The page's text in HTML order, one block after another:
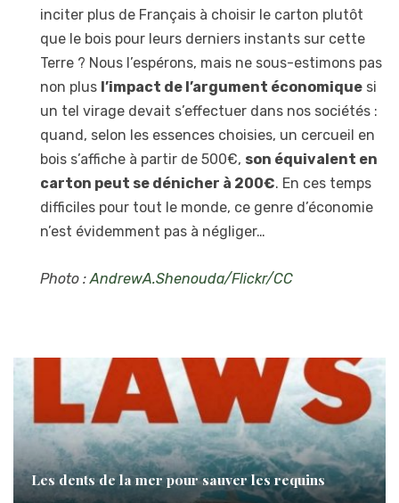
inciter plus de Français à choisir le carton plutôt
que le bois pour leurs derniers instants sur cette
Terre ? Nous l’espérons, mais ne sous-estimons pas
non plus l’impact de l’argument économique si
un tel virage devait s’effectuer dans nos sociétés :
quand, selon les essences choisies, un cercueil en
bois s’affiche à partir de 500€, son équivalent en
carton peut se dénicher à 200€. En ces temps
difficiles pour tout le monde, ce genre d’économie
n’est évidemment pas à négliger…
Photo : AndrewA.Shenouda/Flickr/CC
Les dents de la mer pour sauver les requins